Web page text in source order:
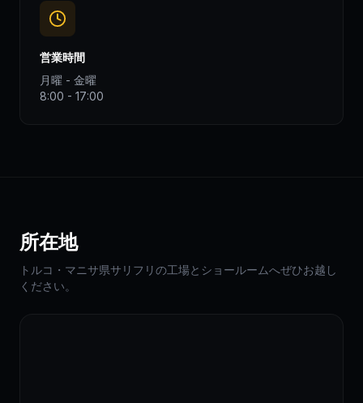
営業時間
月曜 - 金曜
8:00 - 17:00
所在地
トルコ・マニサ県サリフリの工場とショールームへぜひお越し
ください。